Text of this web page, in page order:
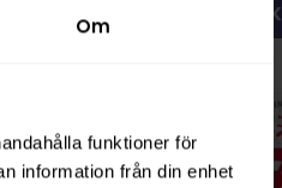
Om
funktioner för
information från din enhet
NYTT PRIS